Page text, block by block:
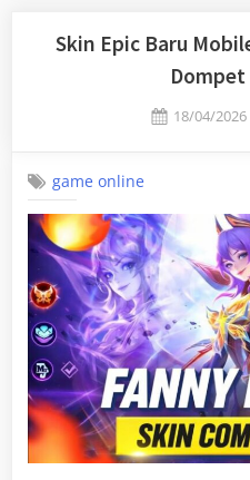
Skin Epic Baru
Posted
18/04/2026
game online